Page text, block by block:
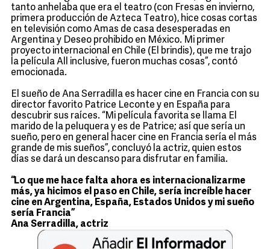
tanto anhelaba que era el teatro (con Fresas en invierno,
primera producción de Azteca Teatro), hice cosas cortas
en televisión como Amas de casa desesperadas en
Argentina y Deseo prohibido en México. Mi primer
proyecto internacional en Chile (El brindis), que me trajo
la película All inclusive, fueron muchas cosas”, contó
emocionada.
El sueño de Ana Serradilla es hacer cine en Francia con su
director favorito Patrice Leconte y en España para
descubrir sus raíces. “Mi película favorita se llama El
marido de la peluquera y es de Patrice; así que sería un
sueño, pero en general hacer cine en Francia sería el más
grande de mis sueños”, concluyó la actriz, quien estos
días se dará un descanso para disfrutar en familia.
“Lo que me hace falta ahora es internacionalizarme
más, ya hicimos el paso en Chile, sería increíble hacer
cine en Argentina, España, Estados Unidos y mi sueño
sería Francia”
Ana Serradilla, actriz